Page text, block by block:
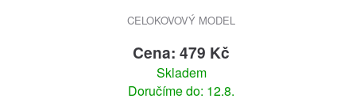
CELOKOVOVÝ MODEL
Cena: 479 Kč
Skladem
Doručíme do: 12.8.